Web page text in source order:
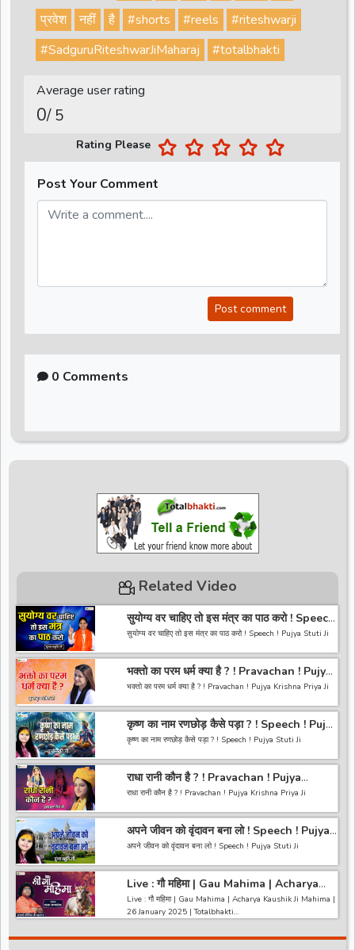
प्रवेश
नहीं है #shorts #reels
#riteshwarji
#SadguruRiteshwarJiMaharaj
#totalbhakti
Average user rating
0/ 5
Rating Please
Post Your Comment
Post comment
0 Comments
Related Video
सुयोग्य वर चाहिए तो इस मंत्र का पाठ करो ! Speech
! Pujya Stuti Ji
सुयोग्य वर चाहिए तो इस मंत्र का पाठ करो ! Speech ! Pujya Stuti Ji
*-----------------------------------------------------------------
------------------------------------------*
अगर आपको हमारी वीडियो अच्छी लगी तो हमारे चैनल को सब्सक्राइब करना
https://bit.ly/2HNBbHd
*-----------------------------------------------------------------
------------------------------------------
भक्तो का परम धर्म क्या है ? ! Pravachan ! Pujya
Krishna Priya Ji
भक्तो का परम धर्म क्या है ? ! Pravachan ! Pujya Krishna Priya Ji
------------------------------------------------------------------
----------------------------------------
अगर आपको हमारी वीडियो अच्छी लगी तो हमारे चैनल को सब्सक्राइब करना
https://bit.ly/2HNBbHd
------------------------------------------------------------------
-----------------------------------------
कृष्ण का नाम रणछोड़ कैसे पड़ा ? ! Speech ! Pujya
Stuti Ji
कृष्ण का नाम रणछोड़ कैसे पड़ा ? ! Speech ! Pujya Stuti Ji
*-----------------------------------------------------------------
------------------------------------------*
अगर आपको हमारी वीडियो अच्छी लगी तो हमारे चैनल को सब्सक्राइब करना
https://bit.ly/2HNBbHd
*-----------------------------------------------------------------
------------------------------------------*
राधा रानी कौन है ? ! Pravachan ! Pujya
Krishna Priya Ji
राधा रानी कौन है ? ! Pravachan ! Pujya Krishna Priya Ji
------------------------------------------------------------------
----------------------------------------
अगर आपको हमारी वीडियो अच्छी लगी तो हमारे चैनल को सब्सक्राइब करना
https://bit.ly/2HNBbHd
------------------------------------------------------------------
-----------------------------------------
Like *
अपने जीवन को वृंदावन बना लो ! Speech ! Pujya
Stuti Ji
अपने जीवन को वृंदावन बना लो ! Speech ! Pujya Stuti Ji
*-----------------------------------------------------------------
------------------------------------------*
अगर आपको हमारी वीडियो अच्छी लगी तो हमारे चैनल को सब्सक्राइब करना
ना भूले और वीडियो को लाइक करे कमेंट करे और शेयर करे.
https://bit.ly/2HNBbHd
*-----------------------------------------------------------------
Live : गौ महिमा | Gau Mahima | Acharya
Kaushik Ji Mahima | 26 January 2025 |
Totalbhakti
Live : गौ महिमा | Gau Mahima | Acharya Kaushik Ji Mahima |
26 January 2025 | Totalbhakti
------------------------------------------------------------------